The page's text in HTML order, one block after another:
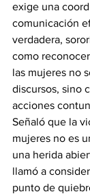
exige una
comunicación
verdadera,
como
las mujeres no
discursos, sino
acciones
Señaló que la
mujeres no es
una herida
llamó a
punto de